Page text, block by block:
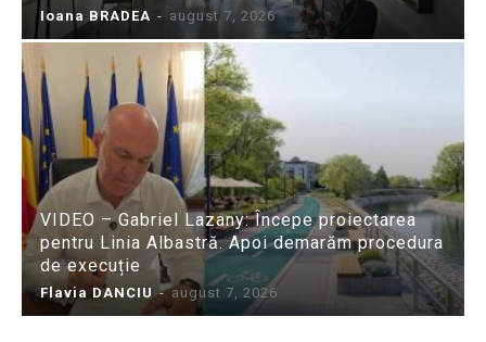
Ioana BRADEA - august 7, 2026
VIDEO – Gabriel Lazany: Începe proiectarea
pentru Linia Albastră. Apoi demarăm procedura
de execuție
Flavia DANCIU - august 7, 2026